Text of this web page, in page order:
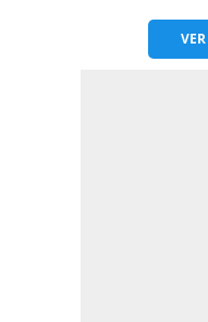
VER